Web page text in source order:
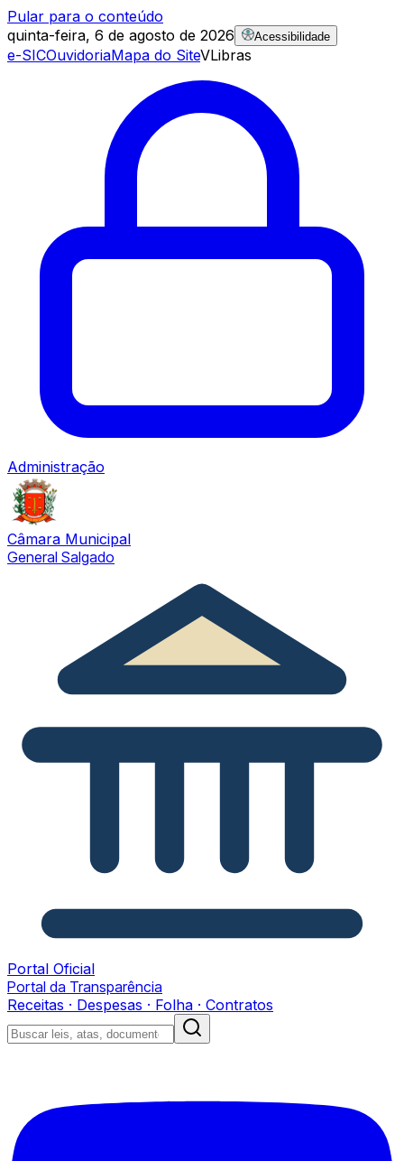
Pular para o conteúdo
quinta-feira, 6 de agosto de 2026
Acessibilidade
e-SICOuvidoriaMapa do SiteVLibras
Administração
Câmara Municipal
General Salgado
Portal Oficial
Portal da Transparência
Receitas · Despesas · Folha · Contratos